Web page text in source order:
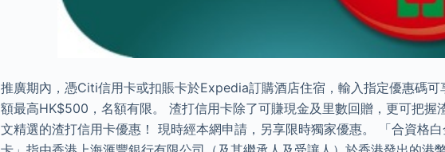
推廣期內，憑Citi信用卡或扣賬卡於Expedia訂購酒店住宿，輸入指定優惠碼
額最高HK$500，名額有限。 渣打信用卡除了可賺現金及里數回贈，更可把握
文精選的渣打信用卡優惠！ 現時經本網申請，另享限時獨家優惠。 「合資格